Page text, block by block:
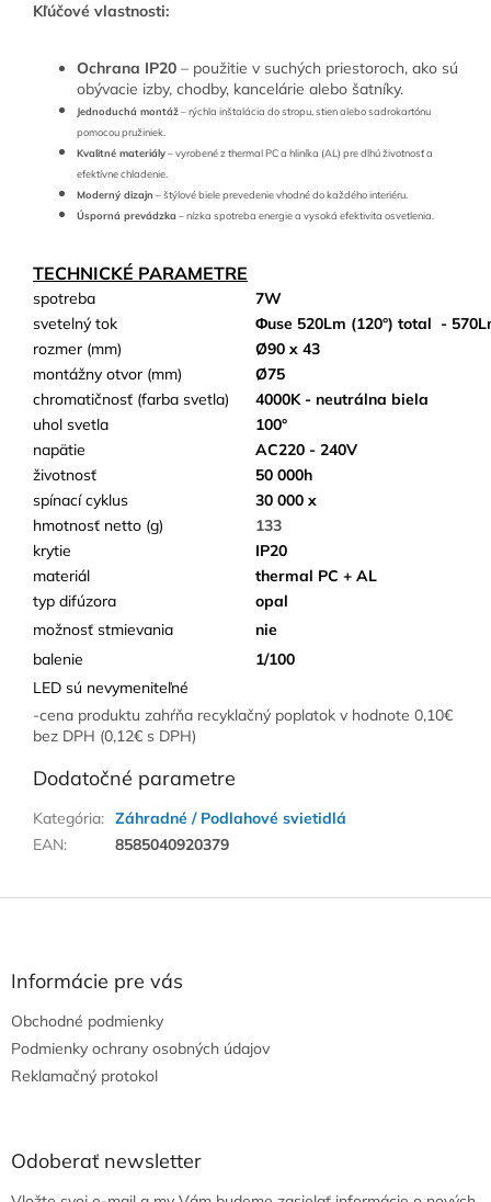
Kľúčové vlastnosti:
Ochrana IP20 – použitie v suchých priestoroch, ako sú
obývacie izby, chodby, kancelárie alebo šatníky.
Jednoduchá montáž– rýchla inštalácia do stropu, stien alebo sadrokartónu
pomocou pružiniek.
Kvalitné materiály– vyrobené z thermal PC a hliníka (AL) pre dlhú životnosť a
efektívne chladenie.
Moderný dizajn – štýlové biele prevedenie vhodné do každého interiéru.
Úsporná prevádzka – nízka spotreba energie a vysoká efektivita osvetlenia.
TECHNICKÉ PARAMETRE
spotreba
7W
svetelný tok
Φuse 520Lm (120°) total -
rozmer (mm)
Ø90 x 43
montážny otvor (mm)
Ø75
chromatičnosť (farba svetla)
4000K - neutrálna biela
uhol svetla
100°
napätie
AC220 - 240V
životnosť
50 000h
spínací cyklus
30 000 x
hmotnosť netto (g)
133
krytie
IP20
materiál
thermal PC + AL
typ difúzora
opal
možnosť stmievania
nie
balenie
1/100
LED sú nevymeniteľné
-cena produktu zahŕňa recyklačný poplatok v hodnote 0,10€
bez DPH (0,12€ s DPH)
Dodatočné parametre
Kategória: Záhradné / Podlahové svietidlá
EAN: 8585040920379
Informácie pre vás
Obchodné podmienky
Podmienky ochrany osobných údajov
Reklamačný protokol
Odoberať newsletter